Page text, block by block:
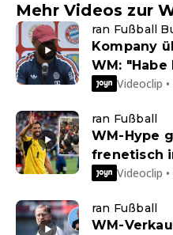
Mehr Videos zur
ran Fußball
Kompany
WM:
Videoclip
ran Fußball
WM-Hype
frenetisch
Videoclip
ran Fußball
WM-